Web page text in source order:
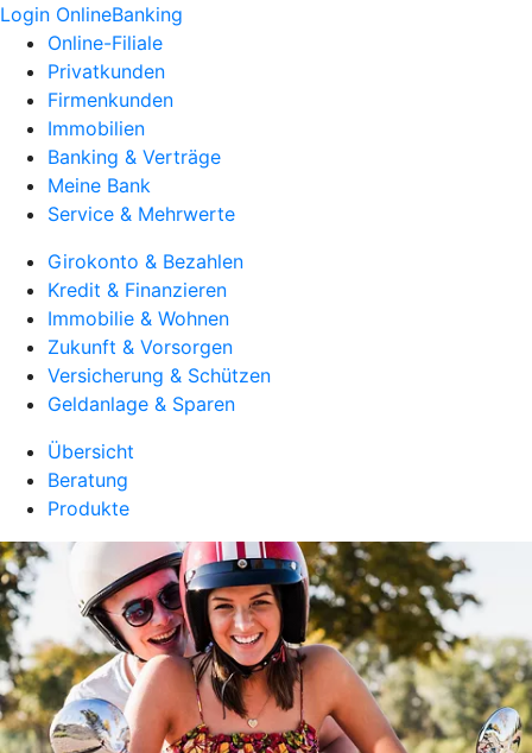
Login OnlineBanking
Online-Filiale
Privatkunden
Firmenkunden
Immobilien
Banking & Verträge
Meine Bank
Service & Mehrwerte
Girokonto & Bezahlen
Kredit & Finanzieren
Immobilie & Wohnen
Zukunft & Vorsorgen
Versicherung & Schützen
Geldanlage & Sparen
Übersicht
Beratung
Produkte